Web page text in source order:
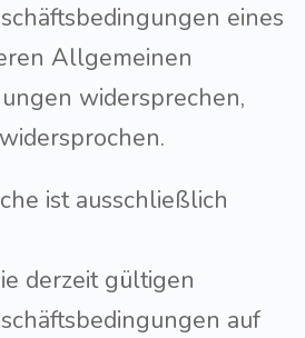
eines
Allgemeinen
widersprechen,
ist ausschließlich
derzeit gültigen
auf